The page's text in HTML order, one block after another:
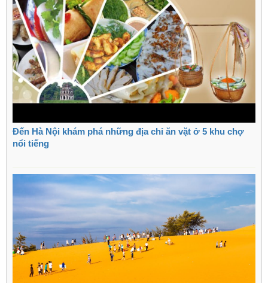
Đến Hà Nội khám phá những địa chỉ ăn vặt ở 5 khu chợ
nổi tiếng